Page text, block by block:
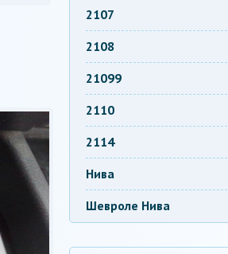
2107
2108
21099
2110
2114
Нива
Шевроле Нива